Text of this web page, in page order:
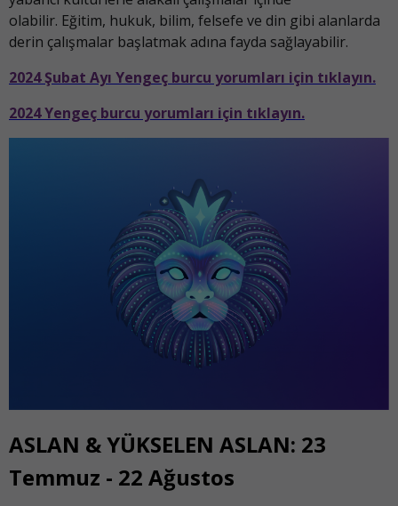
olabilir. Eğitim, hukuk, bilim, felsefe ve din gibi alanlarda
derin çalışmalar başlatmak adına fayda sağlayabilir.
2024 Şubat Ayı Yengeç burcu yorumları için tıklayın.
2024 Yengeç burcu yorumları için tıklayın.
ASLAN & YÜKSELEN ASLAN: 23
Temmuz - 22 Ağustos